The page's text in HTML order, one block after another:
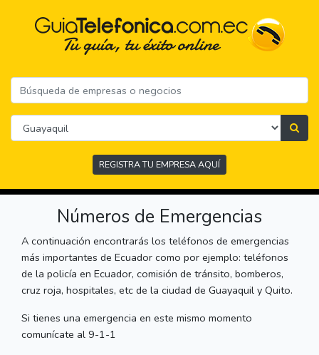
REGISTRA TU EMPRESA AQUÍ
Números de Emergencias
A continuación encontrarás los teléfonos de emergencias
más importantes de Ecuador como por ejemplo: teléfonos
de la policía en Ecuador, comisión de tránsito, bomberos,
cruz roja, hospitales, etc de la ciudad de Guayaquil y Quito.
Si tienes una emergencia en este mismo momento
comunícate al 9-1-1